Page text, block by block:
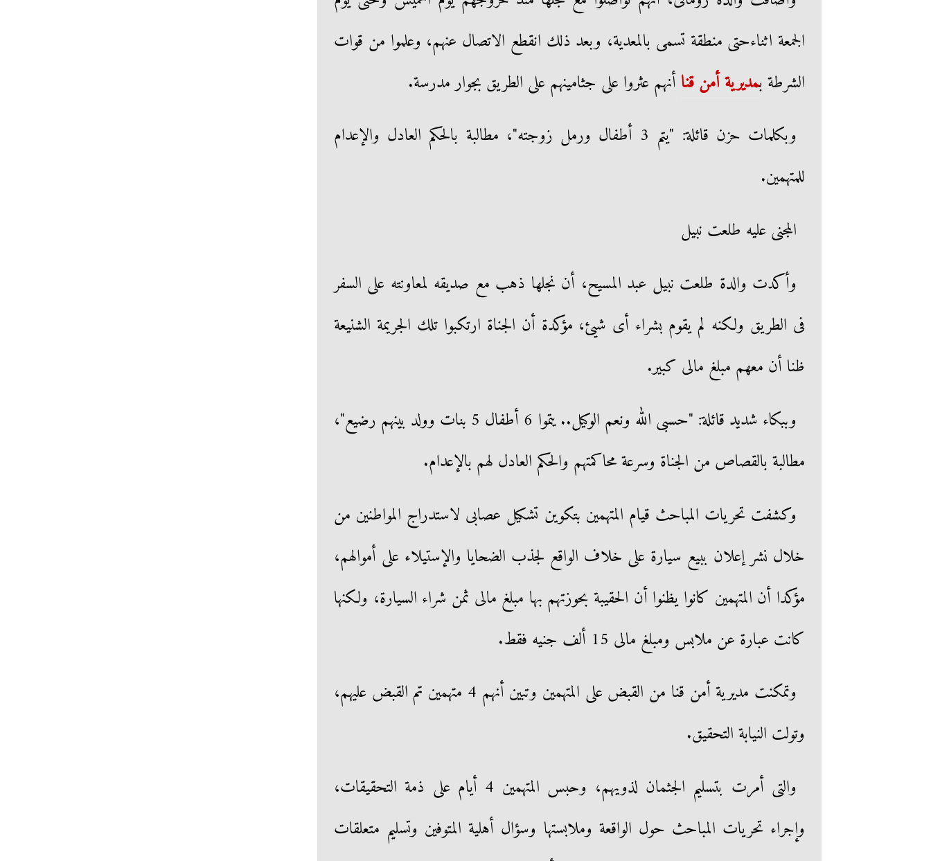
الجمعة اثناءحتى منطقة تسمى بالمعدية، وبعد ذلك انقطع الاتصال عنهم، وعلموا من قوات
الشرطة بمديرية أمن قناأنهم عثروا على جثامينهم على الطريق بجوار مدرسة.
وبكلمات حزن قائلة: "يتم 3 أطفال ورمل زوجته"، مطالبة بالحكم العادل والإعدام
للمتهمين.
المجنى عليه طلعت نبيل
وأكدت والدة طلعت نبيل عبد المسيح، أن نجلها ذهب مع صديقه لمعاونته على السفر
فى الطريق ولكنه لم يقوم بشراء أى شيئ، مؤكدة أن الجناة ارتكبوا تلك الجريمة الشنيعة
ظنا أن معهم مبلغ مالى كبير.
وببكاء شديد قائلة: "حسبى الله ونعم الوكيل.. يتموا 6 أطفال 5 بنات وولد بينهم رضيع"،
مطالبة بالقصاص من الجناة وسرعة محاكمتهم والحكم العادل لهم بالإعدام.
وكشفت تحريات المباحث قيام المتهمين بتكوين تشكيل عصابى لاستدراج المواطنين من
خلال نشر إعلان ببيع سيارة على خلاف الواقع لجذب الضحايا والإستيلاء على أموالهم،
مؤكدا أن المتهمين كانوا يظنوا أن الحقيبة بحوزتهم بها مبلغ مالى ثمن شراء السيارة، ولكنها
كانت عبارة عن ملابس ومبلغ مالى 15 ألف جنيه فقط.
وتمكنت مديرية أمن قنا من القبض على المتهمين وتبين أنهم 4 متهمين تم القبض عليهم،
وتولت النيابة التحقيق.
والتى أمرت بتسليم الجثمان لذويهم، وحبس المتهمين 4 أيام على ذمة التحقيقات،
وإجراء تحريات المباحث حول الواقعة وملابستها وسؤال أهلية المتوفين وتسليم متعلقات